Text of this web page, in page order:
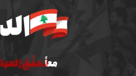
نحصّن المؤسّسات
نحقّق العدالة